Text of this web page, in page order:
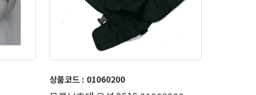
상품코드 : 01060200